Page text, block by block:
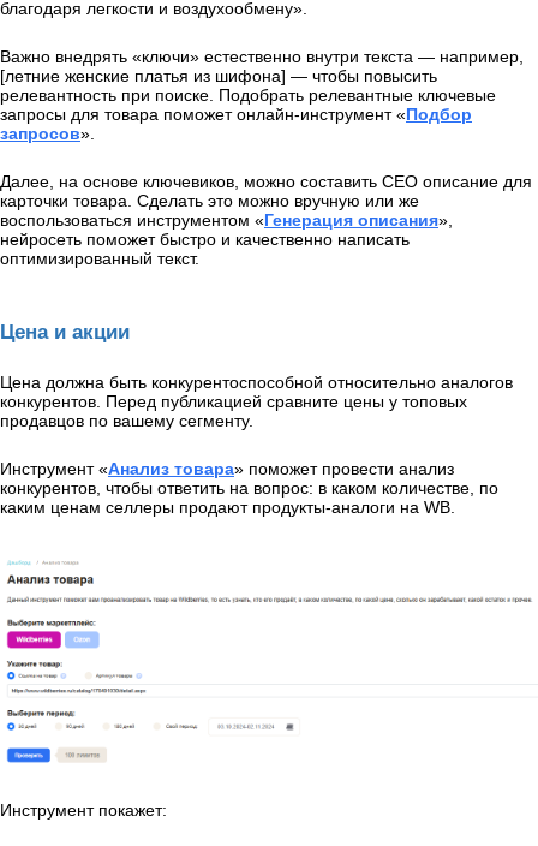
благодаря легкости и воздухообмену».
Важно внедрять «ключи» естественно внутри текста — например,
[летние женские платья из шифона] — чтобы повысить
релевантность при поиске. Подобрать релевантные ключевые
запросы для товара поможет онлайн-инструмент «Подбор
запросов».
Далее, на основе ключевиков, можно составить СЕО описание для
карточки товара. Сделать это можно вручную или же
воспользоваться инструментом «Генерация описания»,
нейросеть поможет быстро и качественно написать
оптимизированный текст.
Цена и акции
Цена должна быть конкурентоспособной относительно аналогов
конкурентов. Перед публикацией сравните цены у топовых
продавцов по вашему сегменту.
Инструмент «Анализ товара» поможет провести анализ
конкурентов, чтобы ответить на вопрос: в каком количестве, по
каким ценам селлеры продают продукты-аналоги на WB.
Инструмент покажет: